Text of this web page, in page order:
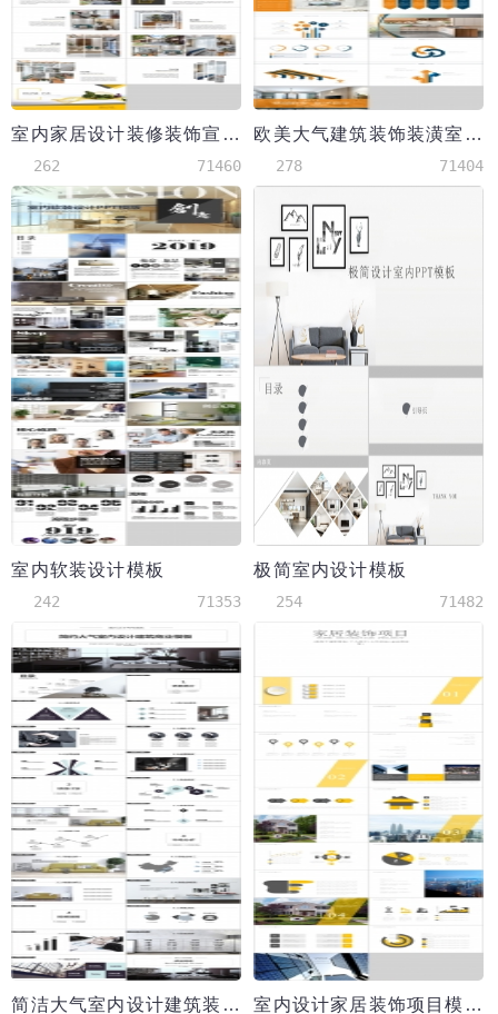
室内家居设计装修装饰宣传推广模板
262 71460
欧美大气建筑装饰装潢室内设计模板
278 71404
室内软装设计模板
242 71353
极简室内设计模板
254 71482
简洁大气室内设计建筑装饰模板 室内设计家居装饰项目模板